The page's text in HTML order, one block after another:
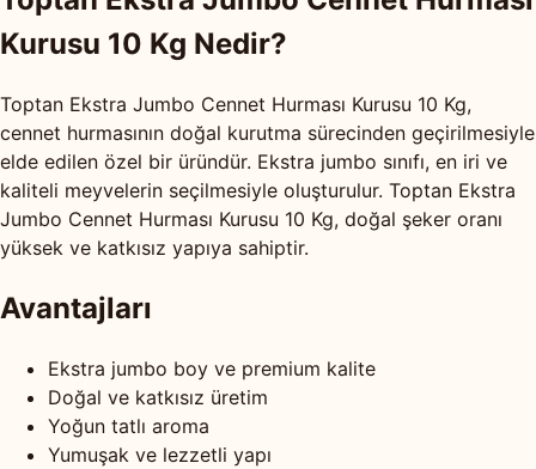
Kurusu 10 Kg Nedir?
Toptan Ekstra Jumbo Cennet Hurması Kurusu 10 Kg,
cennet hurmasının doğal kurutma sürecinden geçirilmesiyle
elde edilen özel bir üründür. Ekstra jumbo sınıfı, en iri ve
kaliteli meyvelerin seçilmesiyle oluşturulur. Toptan Ekstra
Jumbo Cennet Hurması Kurusu 10 Kg, doğal şeker oranı
yüksek ve katkısız yapıya sahiptir.
Avantajları
Ekstra jumbo boy ve premium kalite
Doğal ve katkısız üretim
Yoğun tatlı aroma
Yumuşak ve lezzetli yapı